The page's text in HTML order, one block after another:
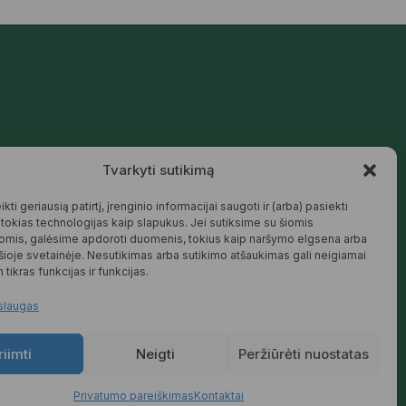
Tvarkyti sutikimą
geriausią patirtį, įrenginio informacijai saugoti ir (arba) pasiekti
technologijas kaip slapukus. Jei sutiksime su šiomis
galėsime apdoroti duomenis, tokius kaip naršymo elgsena arba
svetainėje. Nesutikimas arba sutikimo atšaukimas gali neigiamai
tikras funkcijas ir funkcijas.
Neigti Peržiūrėti nuostatas
Privatumo pareiškimasKontaktai
apie šeimą, jaukius namus ir harmoningą
draugiškos tiek Jums, tiek gamtai.
SKAITYTI DAUGIAU